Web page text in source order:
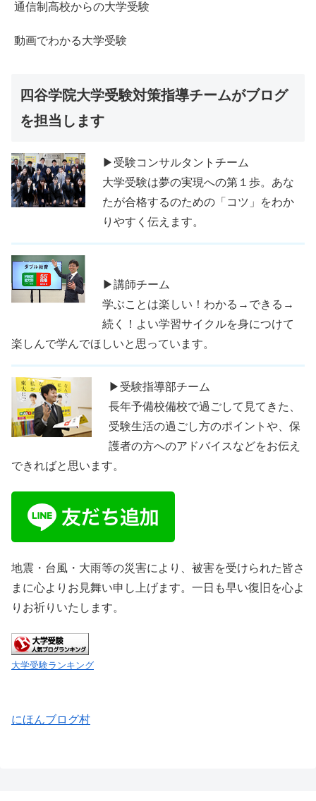
通信制高校からの大学受験
動画でわかる大学受験
四谷学院大学受験対策指導チームがブログ
を担当します
▶受験コンサルタントチーム
大学受験は夢の実現への第１歩。あな
たが合格するのための「コツ」をわか
りやすく伝えます。
▶講師チーム
学ぶことは楽しい！わかる→できる→
続く！よい学習サイクルを身につけて
楽しんで学んでほしいと思っています。
▶受験指導部チーム
長年予備校備校で過ごして見てきた、
受験生活の過ごし方のポイントや、保
護者の方へのアドバイスなどをお伝え
できればと思います。
地震・台風・大雨等の災害により、被害を受けられた皆さ
まに心よりお見舞い申し上げます。一日も早い復旧を心よ
りお祈りいたします。
大学受験ランキング
にほんブログ村